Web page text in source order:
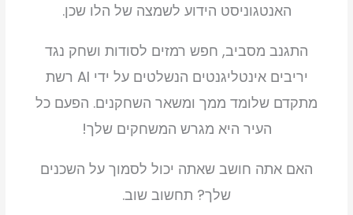
האנטגוניסט הידוע לשמצה של הלו שכן.
התגנב מסביב, חפש רמזים לסודות ושחק נגד
יריבים אינטליגנטים הנשלטים על ידי AI רשת
מתקדם שלומד ממך ומשאר השחקנים. הפעם כל
העיר היא מגרש המשחקים שלך!
האם אתה חושב שאתה יכול לסמוך על השכנים
שלך? תחשוב שוב.